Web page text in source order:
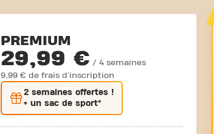
PREMIUM
29,99 € / 4 semaines
9,99 € de frais d'inscription
2 semaines offertes !
+ un sac de sport*